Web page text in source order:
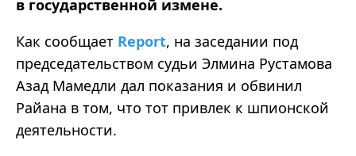
в государственной измене.
Как сообщает Report, на заседании под
председательством судьи Элмина Рустамова
Азад Мамедли дал показания и обвинил
Райана в том, что тот привлек к шпионской
деятельности.